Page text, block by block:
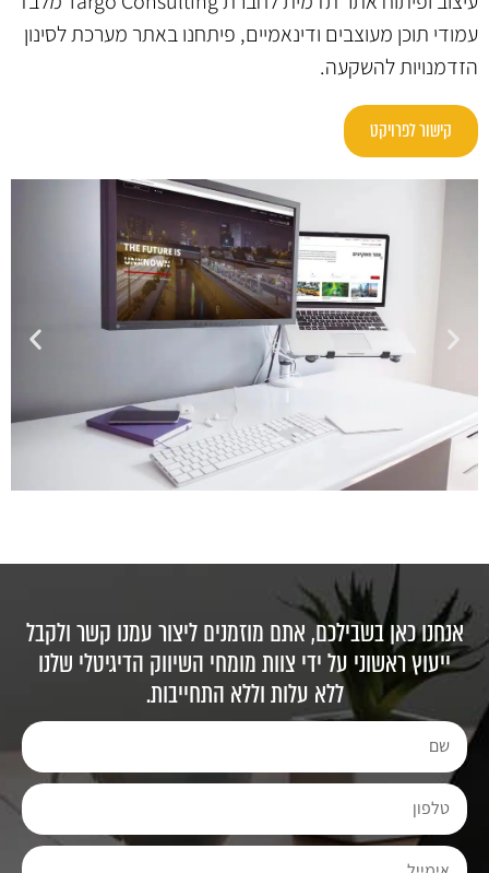
עמודי תוכן מעוצבים ודינאמיים, פיתחנו באתר מערכת לסינון
הזדמנויות להשקעה.
קישור לפרויקט
אנחנו כאן בשבילכם, אתם מוזמנים ליצור עמנו קשר ולקבל
ייעוץ ראשוני על ידי צוות מומחי השיווק הדיגיטלי שלנו
ללא עלות וללא התחייבות.